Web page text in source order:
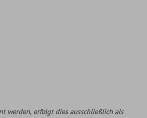
werden, erfolgt dies ausschließlich als